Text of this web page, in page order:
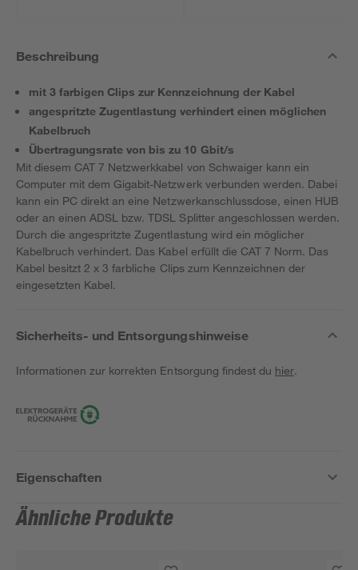
Beschreibung
mit 3 farbigen Clips zur Kennzeichnung der Kabel
angespritzte Zugentlastung verhindert einen möglichen
Kabelbruch
Übertragungsrate von bis zu 10 Gbit/s
Mit diesem CAT 7 Netzwerkkabel von Schwaiger kann ein
Computer mit dem Gigabit-Netzwerk verbunden werden. Dabei
kann ein PC direkt an eine Netzwerkanschlussdose, einen HUB
oder an einen ADSL bzw. TDSL Splitter angeschlossen werden.
Durch die angespritzte Zugentlastung wird ein möglicher
Kabelbruch verhindert. Das Kabel erfüllt die CAT 7 Norm. Das
Kabel besitzt 2 x 3 farbliche Clips zum Kennzeichnen der
eingesetzten Kabel.
Sicherheits- und Entsorgungshinweise
Informationen zur korrekten Entsorgung findest du hier.
Eigenschaften
Ähnliche Produkte